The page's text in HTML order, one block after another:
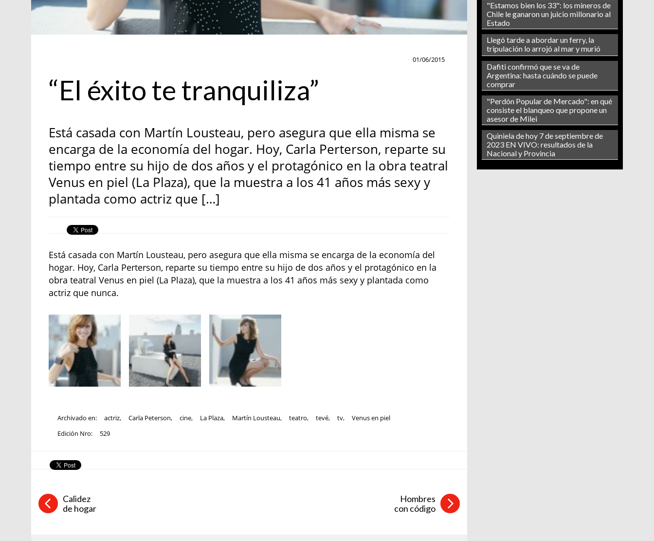
"Estamos bien los 33": los mineros de
Chile le ganaron un juicio millonario al
Estado
Llegó tarde a abordar un ferry, la
tripulación lo arrojó al mar y murió
Dafiti confirmó que se va de
Argentina: hasta cuándo se puede
comprar
"Perdón Popular de Mercado": en qué
consiste el blanqueo que propone un
asesor de Milei
Quiniela de hoy 7 de septiembre de
2023 EN VIVO: resultados de la
Nacional y Provincia
01/06/2015
“El éxito te tranquiliza”
Está casada con Martín Lousteau, pero asegura que ella misma se
encarga de la economía del hogar. Hoy, Carla Perterson, reparte su
tiempo entre su hijo de dos años y el protagónico en la obra teatral
Venus en piel (La Plaza), que la muestra a los 41 años más sexy y
plantada como actriz que […]
Está casada con Martín Lousteau, pero asegura que ella misma se encarga de la economía del
hogar. Hoy, Carla Perterson, reparte su tiempo entre su hijo de dos años y el protagónico en la
obra teatral Venus en piel (La Plaza), que la muestra a los 41 años más sexy y plantada como
actriz que nunca.
Archivado en: actriz, Carla Peterson, cine, La Plaza, Martín Lousteau, teatro, tevé, tv,
Venus en piel
Edición Nro:
529
Calidez
de hogar
Hombres
con código